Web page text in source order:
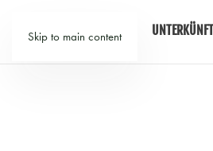
Skip to main content
TIROL